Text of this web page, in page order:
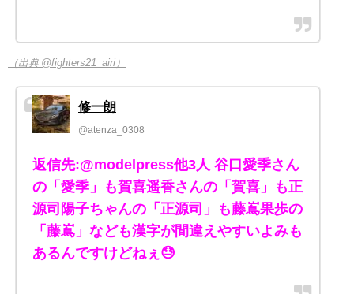
（出典 @fighters21_airi）
修一朗
@atenza_0308
返信先:@modelpress他3人 谷口愛季さん
の「愛季」も賀喜遥香さんの「賀喜」も正
源司陽子ちゃんの「正源司」も藤嶌果歩の
「藤嶌」なども漢字が間違えやすいよみも
あるんですけどねぇ😓